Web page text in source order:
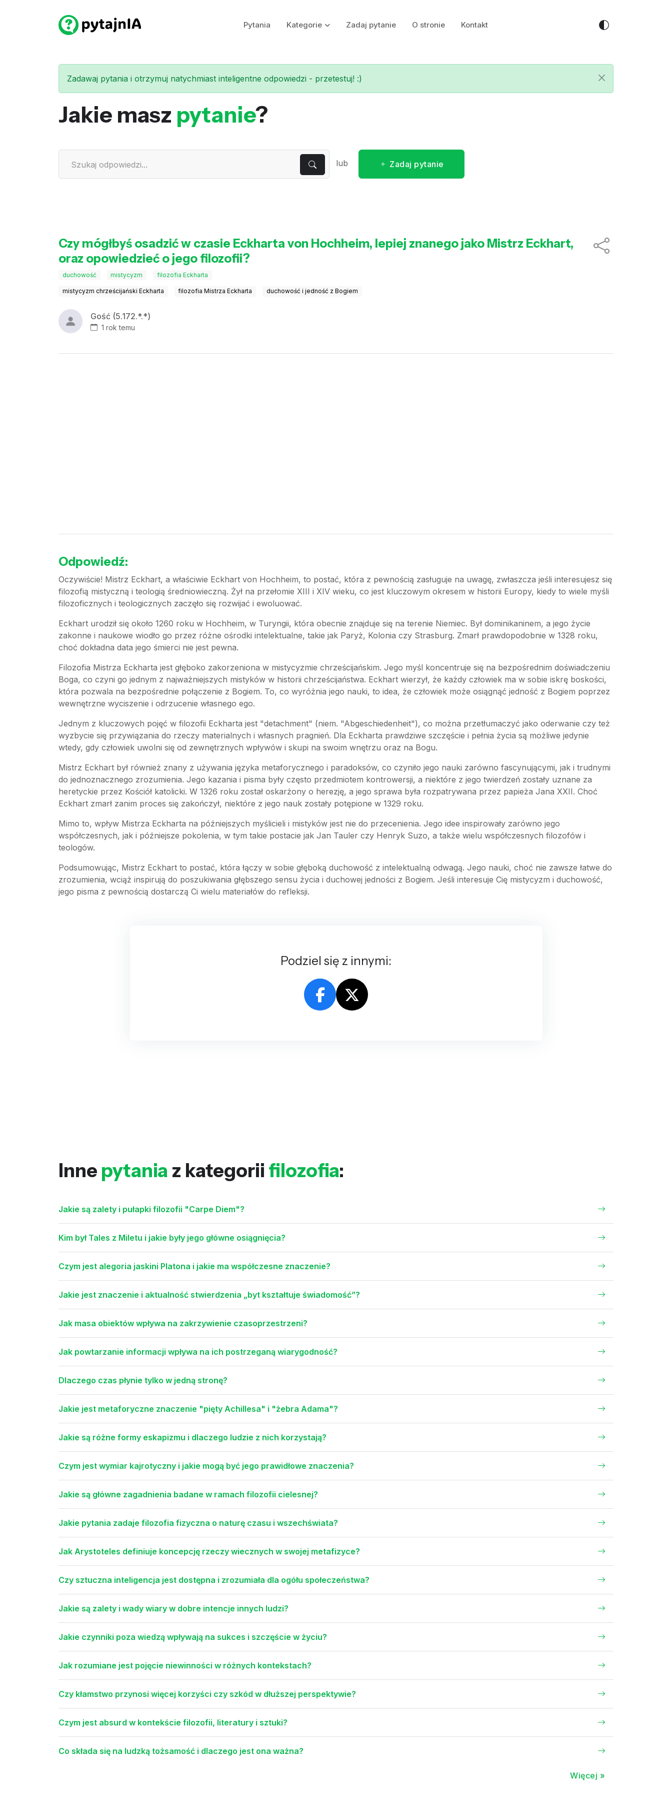
Pytania Kategorie Zadaj pytanie O stronie Kontakt
Zadawaj pytania i otrzymuj natychmiast inteligentne odpowiedzi - przetestuj! :)
Jakie masz pytanie?
lub Zadaj pytanie
Czy mógłbyś osadzić w czasie Eckharta von Hochheim, lepiej znanego jako Mistrz Eckhart,
oraz opowiedzieć o jego filozofii?
duchowość mistycyzm filozofia Eckharta
mistycyzm chrześcijański Eckharta filozofia Mistrza Eckharta duchowość i jedność z Bogiem
Gość (5.172.*.*)
1 rok temu
Odpowiedź:
Oczywiście! Mistrz Eckhart, a właściwie Eckhart von Hochheim, to postać, która z pewnością zasługuje na uwagę, zwłaszcza jeśli interesujesz się
filozofią mistyczną i teologią średniowieczną. Żył na przełomie XIII i XIV wieku, co jest kluczowym okresem w historii Europy, kiedy to wiele myśli
filozoficznych i teologicznych zaczęło się rozwijać i ewoluować.
Eckhart urodził się około 1260 roku w Hochheim, w Turyngii, która obecnie znajduje się na terenie Niemiec. Był dominikaninem, a jego życie
zakonne i naukowe wiodło go przez różne ośrodki intelektualne, takie jak Paryż, Kolonia czy Strasburg. Zmarł prawdopodobnie w 1328 roku,
choć dokładna data jego śmierci nie jest pewna.
Filozofia Mistrza Eckharta jest głęboko zakorzeniona w mistycyzmie chrześcijańskim. Jego myśl koncentruje się na bezpośrednim doświadczeniu
Boga, co czyni go jednym z najważniejszych mistyków w historii chrześcijaństwa. Eckhart wierzył, że każdy człowiek ma w sobie iskrę boskości,
która pozwala na bezpośrednie połączenie z Bogiem. To, co wyróżnia jego nauki, to idea, że człowiek może osiągnąć jedność z Bogiem poprzez
wewnętrzne wyciszenie i odrzucenie własnego ego.
Jednym z kluczowych pojęć w filozofii Eckharta jest "detachment" (niem. "Abgeschiedenheit"), co można przetłumaczyć jako oderwanie czy też
wyzbycie się przywiązania do rzeczy materialnych i własnych pragnień. Dla Eckharta prawdziwe szczęście i pełnia życia są możliwe jedynie
wtedy, gdy człowiek uwolni się od zewnętrznych wpływów i skupi na swoim wnętrzu oraz na Bogu.
Mistrz Eckhart był również znany z używania języka metaforycznego i paradoksów, co czyniło jego nauki zarówno fascynującymi, jak i trudnymi
do jednoznacznego zrozumienia. Jego kazania i pisma były często przedmiotem kontrowersji, a niektóre z jego twierdzeń zostały uznane za
heretyckie przez Kościół katolicki. W 1326 roku został oskarżony o herezję, a jego sprawa była rozpatrywana przez papieża Jana XXII. Choć
Eckhart zmarł zanim proces się zakończył, niektóre z jego nauk zostały potępione w 1329 roku.
Mimo to, wpływ Mistrza Eckharta na późniejszych myślicieli i mistyków jest nie do przecenienia. Jego idee inspirowały zarówno jego
współczesnych, jak i późniejsze pokolenia, w tym takie postacie jak Jan Tauler czy Henryk Suzo, a także wielu współczesnych filozofów i
teologów.
Podsumowując, Mistrz Eckhart to postać, która łączy w sobie głęboką duchowość z intelektualną odwagą. Jego nauki, choć nie zawsze łatwe do
zrozumienia, wciąż inspirują do poszukiwania głębszego sensu życia i duchowej jedności z Bogiem. Jeśli interesuje Cię mistycyzm i duchowość,
jego pisma z pewnością dostarczą Ci wielu materiałów do refleksji.
Podziel się z innymi:
Inne pytania z kategorii filozofia:
Jakie są zalety i pułapki filozofii "Carpe Diem"?
Kim był Tales z Miletu i jakie były jego główne osiągnięcia?
Czym jest alegoria jaskini Platona i jakie ma współczesne znaczenie?
Jakie jest znaczenie i aktualność stwierdzenia „byt kształtuje świadomość”?
Jak masa obiektów wpływa na zakrzywienie czasoprzestrzeni?
Jak powtarzanie informacji wpływa na ich postrzeganą wiarygodność?
Dlaczego czas płynie tylko w jedną stronę?
Jakie jest metaforyczne znaczenie "pięty Achillesa" i "żebra Adama"?
Jakie są różne formy eskapizmu i dlaczego ludzie z nich korzystają?
Czym jest wymiar kajrotyczny i jakie mogą być jego prawidłowe znaczenia?
Jakie są główne zagadnienia badane w ramach filozofii cielesnej?
Jakie pytania zadaje filozofia fizyczna o naturę czasu i wszechświata?
Jak Arystoteles definiuje koncepcję rzeczy wiecznych w swojej metafizyce?
Czy sztuczna inteligencja jest dostępna i zrozumiała dla ogółu społeczeństwa?
Jakie są zalety i wady wiary w dobre intencje innych ludzi?
Jakie czynniki poza wiedzą wpływają na sukces i szczęście w życiu?
Jak rozumiane jest pojęcie niewinności w różnych kontekstach?
Czy kłamstwo przynosi więcej korzyści czy szkód w dłuższej perspektywie?
Czym jest absurd w kontekście filozofii, literatury i sztuki?
Co składa się na ludzką tożsamość i dlaczego jest ona ważna?
Więcej »